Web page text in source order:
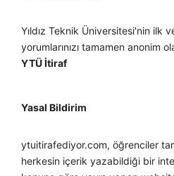
Yıldız Teknik Üniversitesi'nin ilk
yorumlarınızı tamamen anonim
YTÜ İtiraf
Yasal Bildirim
ytuitirafediyor.com, öğrenciler
herkesin içerik yazabildiği bir